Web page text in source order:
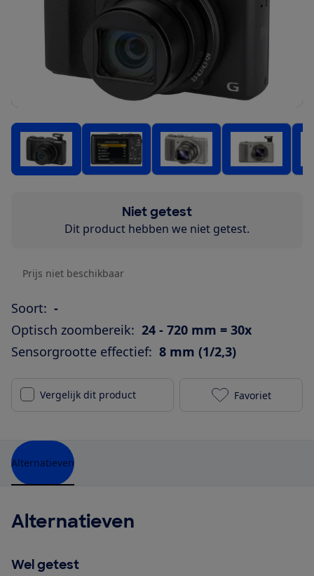
Niet getest
Dit product hebben we niet getest.
Prijs niet beschikbaar
Soort: -
Optisch zoombereik: 24 - 720 mm = 30x
Sensorgrootte effectief: 8 mm (1/2,3)
Vergelijk dit product Sony Cyber-
Favoriet
Alternatieven
Alternatieven
Wel getest